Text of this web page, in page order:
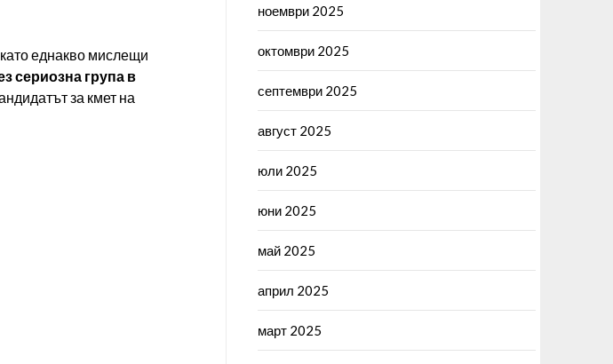
еднакво мислещи
сериозна група в
за кмет на
ноември 2025
октомври 2025
септември 2025
август 2025
юли 2025
юни 2025
май 2025
април 2025
март 2025